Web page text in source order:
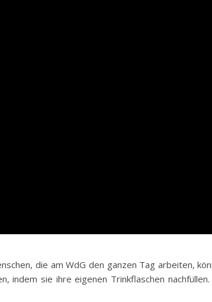
die am WdG den ganzen Tag arbeiten,
sie ihre eigenen Trinkflaschen nachfüllen.